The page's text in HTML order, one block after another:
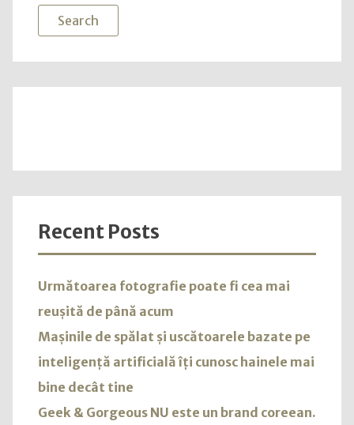
Recent Posts
Următoarea fotografie poate fi cea mai
reușită de până acum
Mașinile de spălat și uscătoarele bazate pe
inteligență artificială îți cunosc hainele mai
bine decât tine
Geek & Gorgeous NU este un brand coreean.